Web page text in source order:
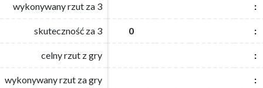
wykonywany rzut za 3 :
skuteczność za 3 0 :
celny rzut z gry :
wykonywany rzut za gry :
wykonywany rzut za 3 :
skuteczność za 3 0 :
celny rzut z gry :
wykonywany rzut za gry :